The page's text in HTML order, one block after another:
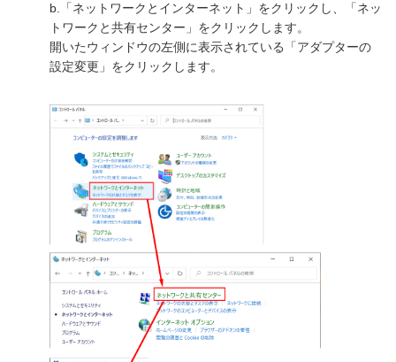
b.「ネットワークとインターネット」をクリックし、「ネッ
トワークと共有センター」をクリックします。
開いたウィンドウの左側に表示されている「アダプターの
設定変更」をクリックします。